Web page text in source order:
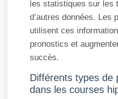
les statistiques sur les
d’autres données. Les
utilisent ces
pronostics et
succès.
Différents types de
dans les courses